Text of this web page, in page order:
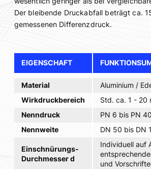
Der bleibende Druckabfall beträgt ca.
gemessenen Differenzdruck.
EIGENSCHAFT
Material
Aluminium /
Wirkdruckbereich
Std. ca. 1 - 20
Nenndruck
PN 6 bis PN
Nennweite
DN 50 bis DN
Einschnürungs-
Durchmesser d
Individuell auf
und